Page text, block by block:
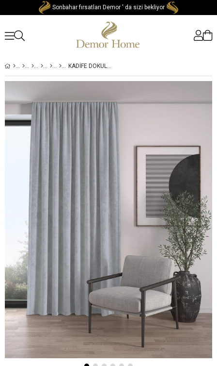
Sonbahar fırsatları Demor ' da sizi bekliyor
KADIFE DOKULU EKSTRAFOR BÜZGÜLÜ GÜMÜŞ GRISI YÜKSEK KALITE FON PERDE TEK KANAT